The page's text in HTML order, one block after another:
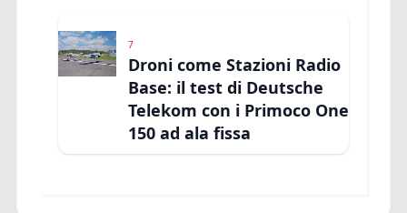
7
Droni come Stazioni Radio
Base: il test di Deutsche
Telekom con i Primoco One
150 ad ala fissa